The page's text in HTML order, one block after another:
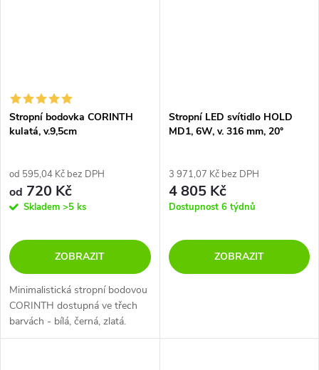
Stropní bodovka CORINTH
kulatá, v.9,5cm
od 595,04 Kč bez DPH
od 720 Kč
Skladem >5 ks
ZOBRAZIT
Minimalistická stropní bodovou
CORINTH dostupná ve třech
barvách - bílá, černá, zlatá.
Skvěle se hodí na osvětlení
Stropní LED svítidlo HOLD
MD1, 6W, v. 316 mm, 20°
3 971,07 Kč bez DPH
4 805 Kč
Dostupnost 6 týdnů
ZOBRAZIT